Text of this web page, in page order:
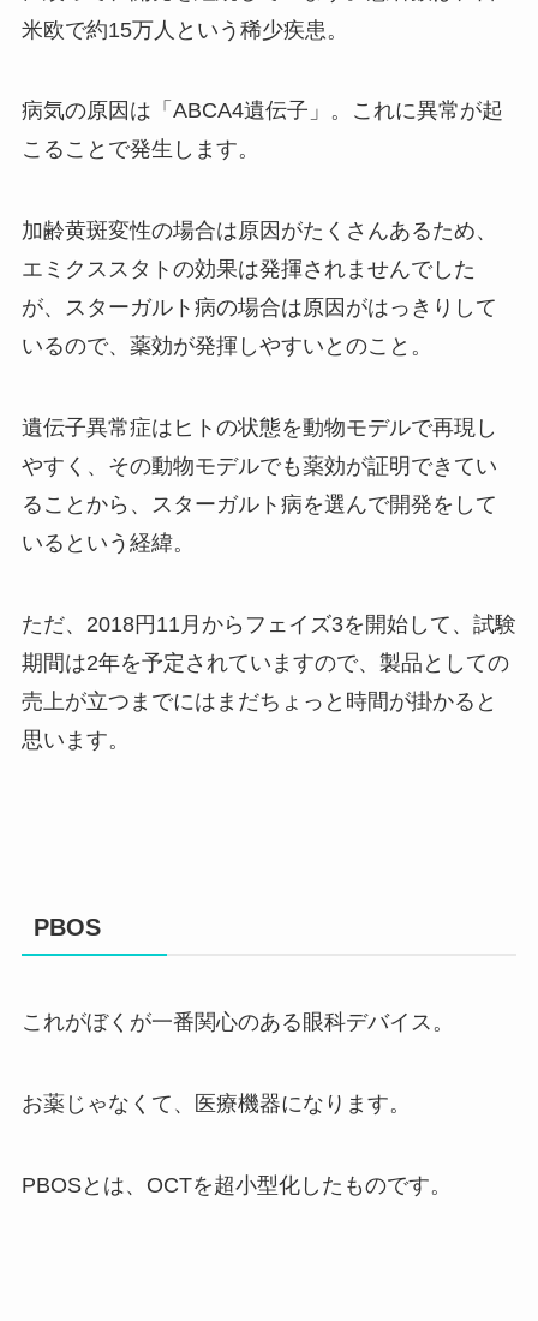
米欧で約15万人という稀少疾患。
病気の原因は「ABCA4遺伝子」。これに異常が起
こることで発生します。
加齢黄斑変性の場合は原因がたくさんあるため、
エミクススタトの効果は発揮されませんでした
が、スターガルト病の場合は原因がはっきりして
いるので、薬効が発揮しやすいとのこと。
遺伝子異常症はヒトの状態を動物モデルで再現し
やすく、その動物モデルでも薬効が証明できてい
ることから、スターガルト病を選んで開発をして
いるという経緯。
ただ、2018円11月からフェイズ3を開始して、試験
期間は2年を予定されていますので、製品としての
売上が立つまでにはまだちょっと時間が掛かると
思います。
PBOS
これがぼくが一番関心のある眼科デバイス。
お薬じゃなくて、医療機器になります。
PBOSとは、OCTを超小型化したものです。